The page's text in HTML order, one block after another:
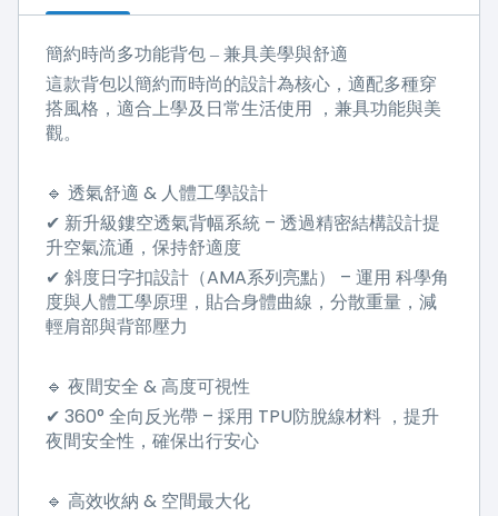
簡約時尚多功能背包 – 兼具美學與舒適
這款背包以簡約而時尚的設計為核心，適配多種穿
搭風格，適合 上學及日常生活使用
，兼具功能與美
觀。
🔹 透氣舒適 & 人體工學設計
✔ 新升級鏤空透氣背幅系統 – 透過精密結構設計提
升空氣流通，保持舒適度
✔ 斜度日字扣設計（AMA系列亮點） – 運用 科學角
度與人體工學原理 ，貼合身體曲線，分散重量，減
輕肩部與背部壓力
🔹 夜間安全 & 高度可視性
✔ 360° 全向反光帶 – 採用 TPU防脫線材料
，提升
夜間安全性，確保出行安心
🔹 高效收納 & 空間最大化